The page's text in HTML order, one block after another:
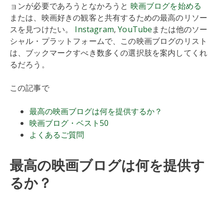
ョンが必要であろうとなかろうと 映画ブログを始める
または、映画好きの観客と共有するための最高のリソー
スを見つけたい。 Instagram,YouTubeまたは他のソー
シャル・プラットフォームで、この映画ブログのリスト
は、ブックマークすべき数多くの選択肢を案内してくれ
るだろう。
この記事で
最高の映画ブログは何を提供するか？
映画ブログ・ベスト50
よくあるご質問
最高の映画ブログは何を提供す
るか？